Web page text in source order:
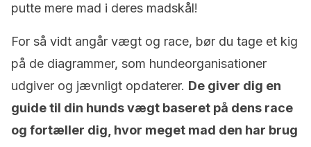
putte mere mad i deres madskål!
For så vidt angår vægt og race, bør du tage et kig
på de diagrammer, som hundeorganisationer
udgiver og jævnligt opdaterer. De giver dig en
guide til din hunds vægt baseret på dens race
og fortæller dig, hvor meget mad den har brug